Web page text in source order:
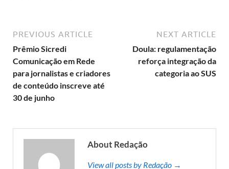
PREVIOUS ARTICLE
Prêmio Sicredi
Comunicação em Rede
para jornalistas e criadores
de conteúdo inscreve até
30 de junho
NEXT ARTICLE
Doula: regulamentação
reforça integração da
categoria ao SUS
About Redação
View all posts by Redação →